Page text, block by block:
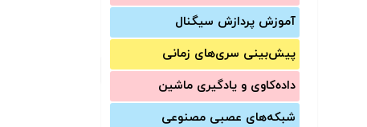
آموزش‌ پردازش سیگنال
پیش‌‌بینی سری‌‌های زمانی
داده‌کاوی و یادگیری ماشین
شبکه‌های عصبی مصنوعی